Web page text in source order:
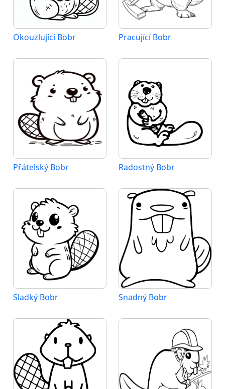
Okouzlující Bobr Pracující Bobr
Přátelský Bobr Radostný Bobr
Sladký Bobr Snadný Bobr